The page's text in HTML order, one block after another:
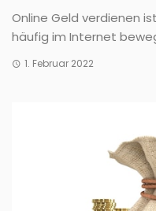
Online Geld verdienen
häufig im Internet
1. Februar 2022